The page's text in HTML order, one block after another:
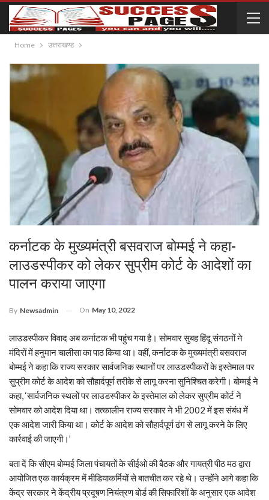
Home उत्तराखण्ड
कर्नाटक के मुख्यमंत्री बसवराज बोम्मई ने कहा-
लाउडस्पीकर को लेकर सुप्रीम कोर्ट के आदेशों का
पालन कराया जाएगा
By Newsadmin On May 10, 2022
लाउडस्पीकर विवाद अब कर्नाटक भी पहुंच गया है। सोमवार सुबह हिंदू संगठनों ने
मंदिरों में हनुमान चालीसा का पाठ किया था। वहीं, कर्नाटक के मुख्यमंत्री बसवराज
बोम्मई ने कहा कि राज्य सरकार सार्वजनिक स्थानों पर लाउडस्पीकरों के इस्तेमाल पर
सुप्रीम कोर्ट के आदेश को सौहार्दपूर्ण तरीके से लागू करना सुनिश्चित करेगी। बोम्मई ने
कहा, ‘सार्वजनिक स्थलों पर लाउडस्पीकर के इस्तेमाल को लेकर सुप्रीम कोर्ट ने
सोमवार को आदेश दिया था। तत्कालीन राज्य सरकार ने भी 2002 में इस संबंध में
एक आदेश जारी किया था। कोर्ट के आदेश को सौहार्दपूर्ण ढंग से लागू करने के लिए
कार्रवाई की जाएगी।’
बता दें कि सीएम बोम्मई जिला पंचायतों के सीईओ की बैठक और गायत्री पीठ मठ द्वारा
आयोजित एक कार्यक्रम में मीडियाकर्मियों से बातचीत कर रहे थे। उन्होंने आगे कहा कि
केंद्र सरकार ने केंद्रीय प्रदूषण नियंत्रण बोर्ड की सिफारिशों के अनुसार एक आदेश